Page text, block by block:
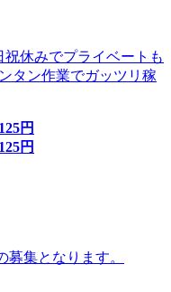
祝休みでプライベートも
タン作業でガッツリ稼
円
円
集となります。